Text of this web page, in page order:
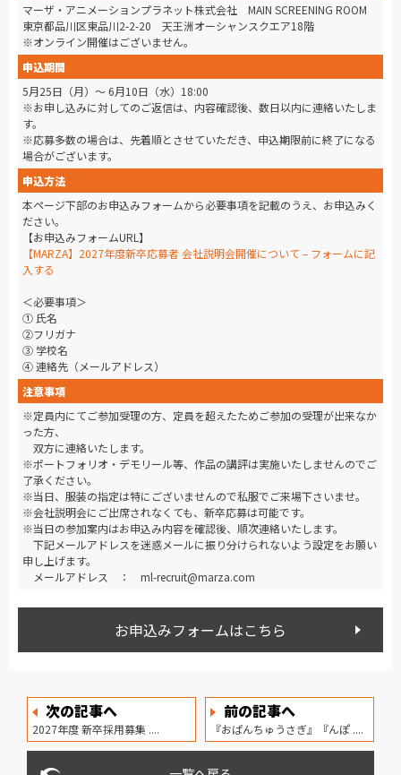
マーザ・アニメーションプラネット株式会社 MAIN SCREENING ROOM
東京都品川区東品川2-2-20 天王洲オーシャンスクエア18階
※オンライン開催はございません。
申込期間
5月25日（月）～ 6月10日（水）18:00
※お申し込みに対してのご返信は、内容確認後、数日以内に連絡いたしま
す。
※応募多数の場合は、先着順とさせていただき、申込期限前に終了になる
場合がございます。
申込方法
本ページ下部のお申込みフォームから必要事項を記載のうえ、お申込みく
ださい。
【お申込みフォームURL】
【MARZA】2027年度新卒応募者 会社説明会開催について – フォーム​に記
入する
＜必要事項＞
① 氏名
②フリガナ
③ 学校名
④ 連絡先（メールアドレス）
注意事項
※定員内にてご参加受理の方、定員を超えたためご参加の受理が出来なか
った方、
双方に連絡いたします。
※ポートフォリオ・デモリール等、作品の講評は実施いたしませんのでご
了承ください。
※当日、服装の指定は特にございませんので私服でご来場下さいませ。
※会社説明会にご出席されなくても、新卒応募は可能です。
※当日の参加案内はお申込み内容を確認後、順次連絡いたします。
下記メールアドレスを迷惑メールに振り分けられないよう設定をお願い
申し上げます。
メールアドレス ： ml-recruit@marza.com
お申込みフォームはこちら
次の記事へ
2027年度 新卒採用募集 ....
前の記事へ
『おぱんちゅうさぎ』『んぽ ....